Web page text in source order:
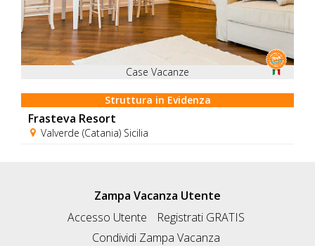
Case Vacanze
Struttura in Evidenza
Frasteva Resort
Valverde (Catania) Sicilia
Zampa Vacanza Utente
Accesso Utente
Registrati GRATIS
Condividi Zampa Vacanza